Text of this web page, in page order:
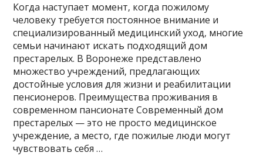
Когда наступает момент‚ когда пожилому
человеку требуется постоянное внимание и
специализированный медицинский уход‚ многие
семьи начинают искать подходящий дом
престарелых. В Воронеже представлено
множество учреждений‚ предлагающих
достойные условия для жизни и реабилитации
пенсионеров. Преимущества проживания в
современном пансионате Современный дом
престарелых — это не просто медицинское
учреждение‚ а место‚ где пожилые люди могут
чувствовать себя …